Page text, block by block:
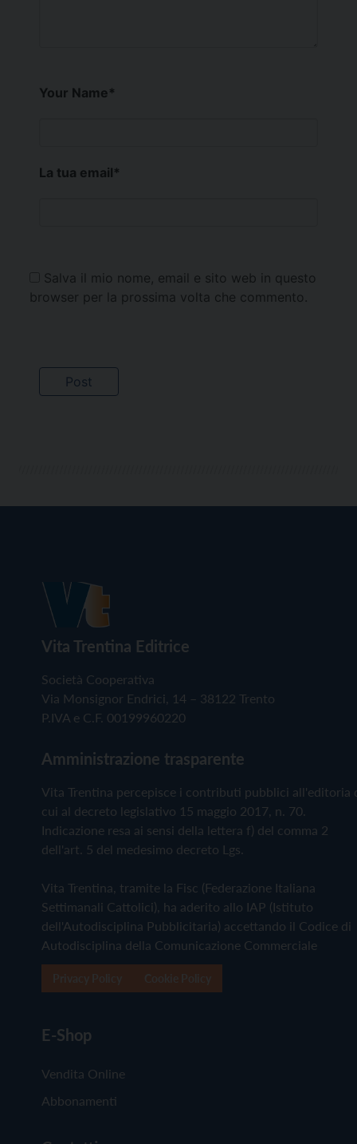
Your Name*
La tua email*
Salva il mio nome, email e sito web in questo
browser per la prossima volta che commento.
Vita Trentina Editrice
Società Cooperativa
Via Monsignor Endrici, 14 – 38122 Trento
P.IVA e C.F. 00199960220
Amministrazione trasparente
Vita Trentina percepisce i contributi pubblici all'editoria
cui al decreto legislativo 15 maggio 2017, n. 70.
Indicazione resa ai sensi della lettera f) del comma 2
dell'art. 5 del medesimo decreto Lgs.
Vita Trentina, tramite la Fisc (Federazione Italiana
Settimanali Cattolici), ha aderito allo IAP (Istituto
dell'Autodisciplina Pubblicitaria) accettando il Codice di
Autodisciplina della Comunicazione Commerciale
E-Shop
Vendita Online
Abbonamenti